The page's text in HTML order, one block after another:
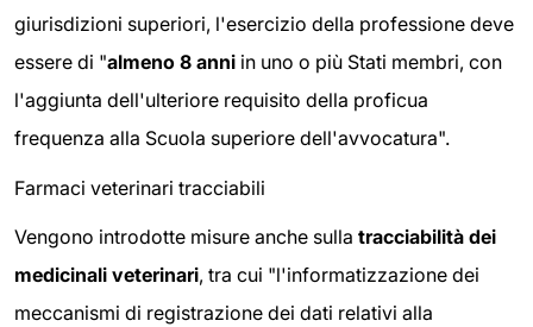
giurisdizioni superiori, l'esercizio della professione deve
essere di "almeno 8 anni in uno o più Stati membri, con
l'aggiunta dell'ulteriore requisito della proficua
frequenza alla Scuola superiore dell'avvocatura".
Farmaci veterinari tracciabili
Vengono introdotte misure anche sulla tracciabilità dei
medicinali veterinari, tra cui "l'informatizzazione dei
meccanismi di registrazione dei dati relativi alla